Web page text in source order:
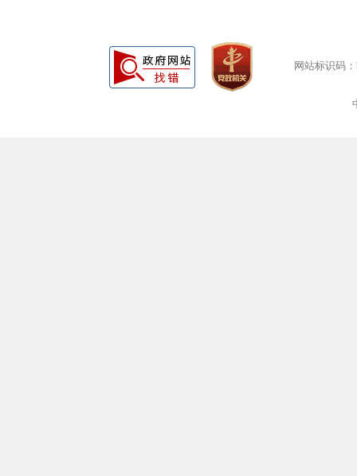
网站标识码